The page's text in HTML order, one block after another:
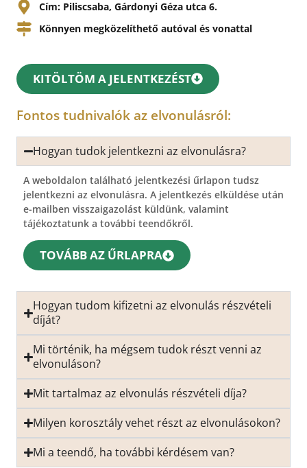
Cím: Piliscsaba, Gárdonyi Géza utca 6.
Könnyen megközelíthető autóval és vonattal
KITÖLTÖM A JELENTKEZÉST
Fontos tudnivalók az elvonulásról:
Hogyan tudok jelentkezni az elvonulásra?
A weboldalon található jelentkezési űrlapon tudsz
jelentkezni az elvonulásra. A jelentkezés elküldése után
e-mailben visszaigazolást küldünk, valamint
tájékoztatunk a további teendőkről.
TOVÁBB AZ ŰRLAPRA
Hogyan tudom kifizetni az elvonulás részvételi
díját?
Mi történik, ha mégsem tudok részt venni az
elvonuláson?
Mit tartalmaz az elvonulás részvételi díja?
Milyen korosztály vehet részt az elvonulásokon?
Mi a teendő, ha további kérdésem van?